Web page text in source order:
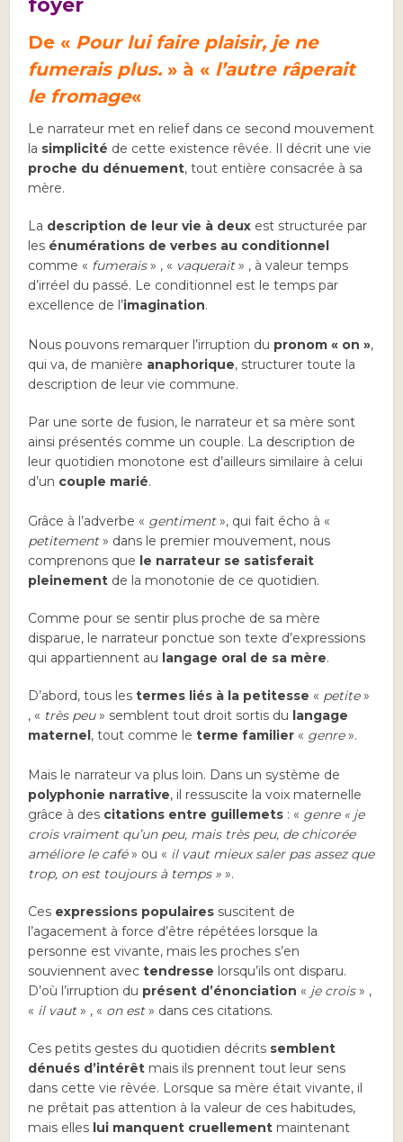
foyer
De « Pour lui faire plaisir, je ne
fumerais plus. » à « l’autre râperait
le fromage«
Le narrateur met en relief dans ce second mouvement
la simplicité de cette existence rêvée. Il décrit une vie
proche du dénuement, tout entière consacrée à sa
mère.
La description de leur vie à deux est structurée par
les énumérations de verbes au conditionnel
comme « fumerais» , « vaquerait» , à valeur temps
d’irréel du passé. Le conditionnel est le temps par
excellence de l’imagination.
Nous pouvons remarquer l’irruption du pronom « on »,
qui va, de manière anaphorique, structurer toute la
description de leur vie commune.
Par une sorte de fusion, le narrateur et sa mère sont
ainsi présentés comme un couple. La description de
leur quotidien monotone est d’ailleurs similaire à celui
d’un couple marié.
Grâce à l’adverbe « gentiment», qui fait écho à «
petitement» dans le premier mouvement, nous
comprenons que le narrateur se satisferait
pleinement de la monotonie de ce quotidien.
Comme pour se sentir plus proche de sa mère
disparue, le narrateur ponctue son texte d’expressions
qui appartiennent au langage oral de sa mère.
D’abord, tous lestermes liés à la petitesse « petite»
, « très peu» semblent tout droit sortis du langage
maternel, tout comme leterme familier « genre».
Mais le narrateur va plus loin. Dans un système de
polyphonie narrative, il ressuscite la voix maternelle
grâce à des citations entre guillemets : « genre « je
crois vraiment qu’un peu, mais très peu, de chicorée
améliore le café» ou « il vaut mieux saler pas assez que
trop, on est toujours à temps » ».
Ces expressions populaires suscitent de
l’agacement à force d’être répétées lorsque la
personne est vivante, mais les proches s’en
souviennent avec tendresse lorsqu’ils ont disparu.
D’où l’irruption du présent d’énonciation « je crois» ,
« il vaut» , « on est» dans ces citations.
Ces petits gestes du quotidien décrits semblent
dénués d’intérêt mais ils prennent tout leur sens
dans cette vie rêvée. Lorsque sa mère était vivante, il
ne prêtait pas attention à la valeur de ces habitudes,
mais elles lui manquent cruellement maintenant